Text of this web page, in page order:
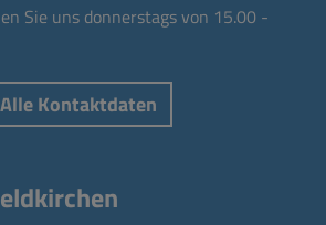
Sie uns donnerstags von 15.00 -
Alle Kontaktdaten